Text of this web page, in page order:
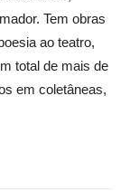
Tem obras
ao teatro,
total de mais de
em coletâneas,